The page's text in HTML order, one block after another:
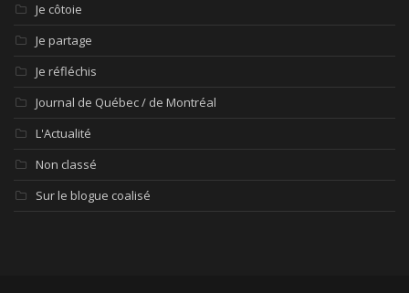
Je côtoie
Je partage
Je réfléchis
Journal de Québec / de Montréal
L'Actualité
Non classé
Sur le blogue coalisé